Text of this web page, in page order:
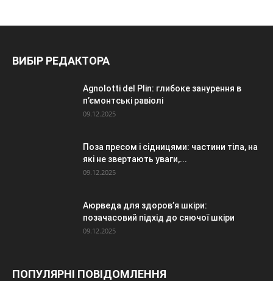
ВИБІР РЕДАКТОРА
Agnolotti del Plin: глибоке занурення в
п’ємонтські равіолі
09.12.2025
Поза пресом і сідницями: частини тіла, на
які не звертають уваги,...
09.12.2025
Аюрведа для здоров’я шкіри:
позачасовий підхід до сяючої шкіри
09.12.2025
ПОПУЛЯРНІ ПОВІДОМЛЕННЯ